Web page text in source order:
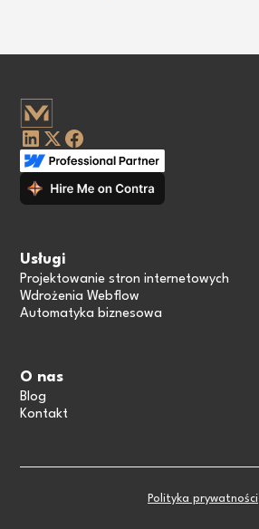
Usługi
Projektowanie stron internetowych
Wdrożenia Webflow
Automatyka biznesowa
O nas
Blog
Kontakt
Polityka prywatności